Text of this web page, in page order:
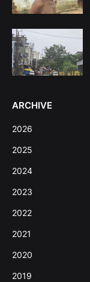
ARCHIVE
2026
2025
2024
2023
2022
2021
2020
2019